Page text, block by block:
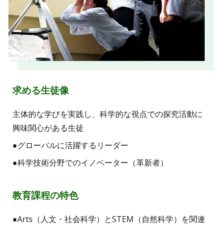
求める生徒像
主体的な学びを実践し、科学的な視点での探究活動に
興味関心がある生徒
●グローバルに活躍するリーダー
●科学技術分野でのイノベーター（革新者）
教育課程の特色
●Arts（人文・社会科学）とSTEM（自然科学）を関連